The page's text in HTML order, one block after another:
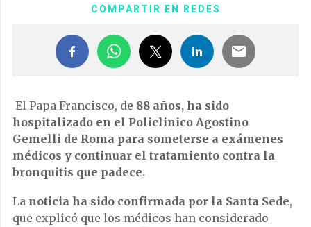
COMPARTIR EN REDES
El Papa Francisco, de 88 años, ha sido
hospitalizado en el Policlinico Agostino
Gemelli de Roma para someterse a exámenes
médicos y continuar el tratamiento contra la
bronquitis que padece.
La noticia ha sido confirmada por la Santa Sede,
que explicó que los médicos han considerado